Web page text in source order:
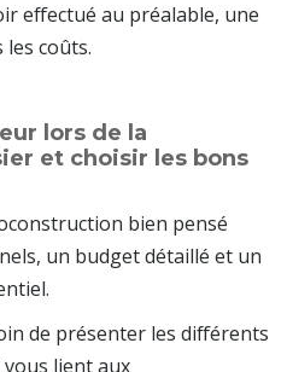
effectué au préalable, une
coûts.
lors de la
et choisir les bons
bien pensé
un budget détaillé et un
de présenter les différents
lient aux